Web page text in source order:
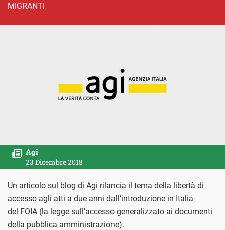
MIGRANTI
Agi
23 Dicembre 2018
Un articolo sul blog di Agi rilancia il tema della libertà di
accesso agli atti a due anni dall’introduzione in Italia
del FOIA (la legge sull’accesso generalizzato ai documenti
della pubblica amministrazione).